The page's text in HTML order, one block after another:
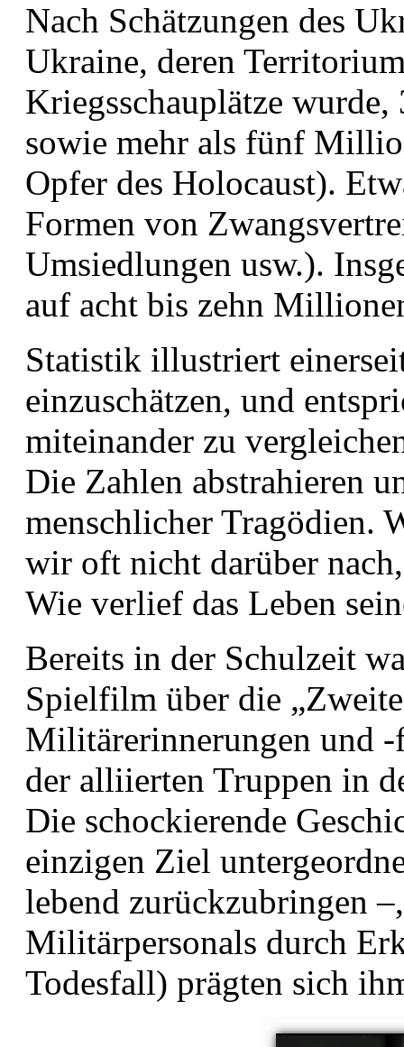
Nach Schätzungen des
Ukraine, deren
Kriegsschauplätze
sowie mehr als fünf
Opfer des Holocaust).
Formen von
Umsiedlungen usw.).
auf acht bis zehn
Statistik illustriert
einzuschätzen, und
miteinander zu
Die Zahlen abstrahieren
menschlicher Tragödien.
wir oft nicht darüber
Wie verlief das Leben
Bereits in der Schulzeit
Spielfilm über die
Militärerinnerungen und -
der alliierten Truppen in
Die schockierende
einzigen Ziel
lebend zurückzubringen
Militärpersonals durch
Todesfall) prägten sich